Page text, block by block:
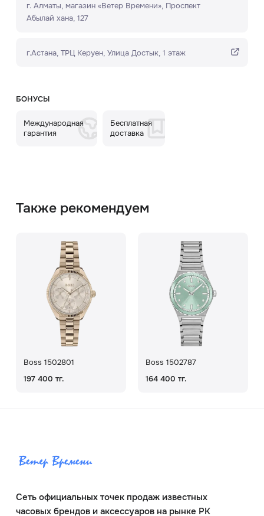
г. Алматы, ​магазин «Ветер Времени»​, Проспект
Абылай хана, 127
г.Астана, ТРЦ Керуен​, Улица Достык, 1 этаж
БОНУСЫ
Международная
гарантия
Бесплатная
доставка
Также рекомендуем
Boss 1502801
197 400 тг.
Boss 1502787
164 400 тг.
Сеть официальных точек продаж известных
часовых брендов и аксессуаров на рынке РК